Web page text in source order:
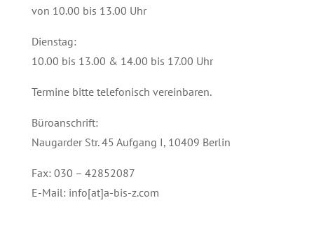
von 10.00 bis 13.00 Uhr
Dienstag:
10.00 bis 13.00 & 14.00 bis 17.00 Uhr
Termine bitte telefonisch vereinbaren.
Büroanschrift:
Naugarder Str. 45 Aufgang I, 10409 Berlin
Fax: 030 – 42852087
E-Mail: info[at]a-bis-z.com